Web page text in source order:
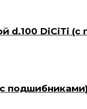
d.100 DiCiTi
подшибниками)